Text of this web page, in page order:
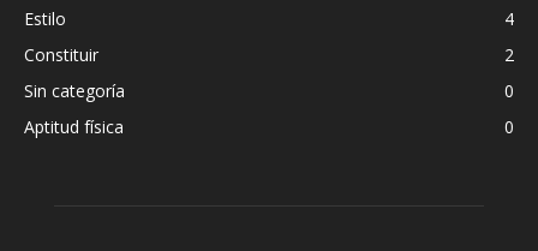
Estilo
4
Constituir
2
Sin categoría
0
Aptitud física
0